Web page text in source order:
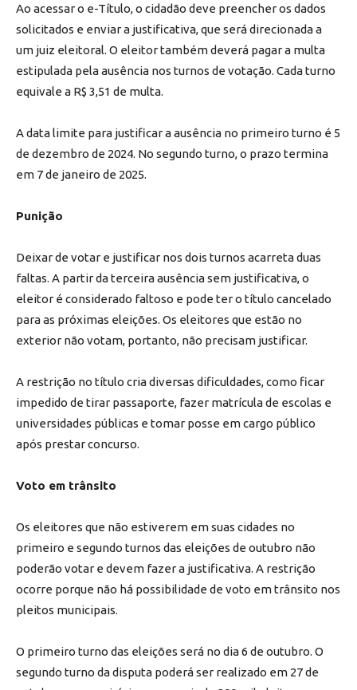
Ao acessar o e-Título, o cidadão deve preencher os dados
solicitados e enviar a justificativa, que será direcionada a
um juiz eleitoral. O eleitor também deverá pagar a multa
estipulada pela ausência nos turnos de votação. Cada turno
equivale a R$ 3,51 de multa.
A data limite para justificar a ausência no primeiro turno é 5
de dezembro de 2024. No segundo turno, o prazo termina
em 7 de janeiro de 2025.
Punição
Deixar de votar e justificar nos dois turnos acarreta duas
faltas. A partir da terceira ausência sem justificativa, o
eleitor é considerado faltoso e pode ter o título cancelado
para as próximas eleições. Os eleitores que estão no
exterior não votam, portanto, não precisam justificar.
A restrição no título cria diversas dificuldades, como ficar
impedido de tirar passaporte, fazer matrícula de escolas e
universidades públicas e tomar posse em cargo público
após prestar concurso.
Voto em trânsito
Os eleitores que não estiverem em suas cidades no
primeiro e segundo turnos das eleições de outubro não
poderão votar e devem fazer a justificativa. A restrição
ocorre porque não há possibilidade de voto em trânsito nos
pleitos municipais.
O primeiro turno das eleições será no dia 6 de outubro. O
segundo turno da disputa poderá ser realizado em 27 de